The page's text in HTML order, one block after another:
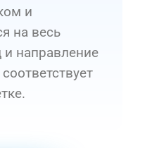
и
на весь
и направление